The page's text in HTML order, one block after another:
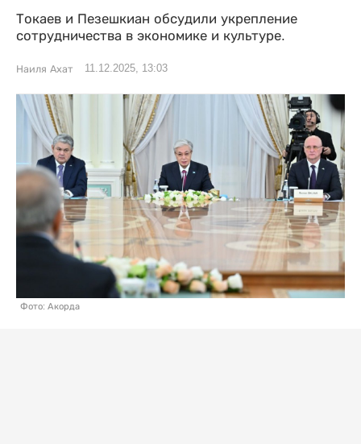
Токаев и Пезешкиан обсудили укрепление
сотрудничества в экономике и культуре.
Наиля Ахат 11.12.2025, 13:03
Фото: Акорда